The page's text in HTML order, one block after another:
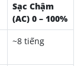
Sạc Chậm
(AC) 0 – 100%
~8 tiếng